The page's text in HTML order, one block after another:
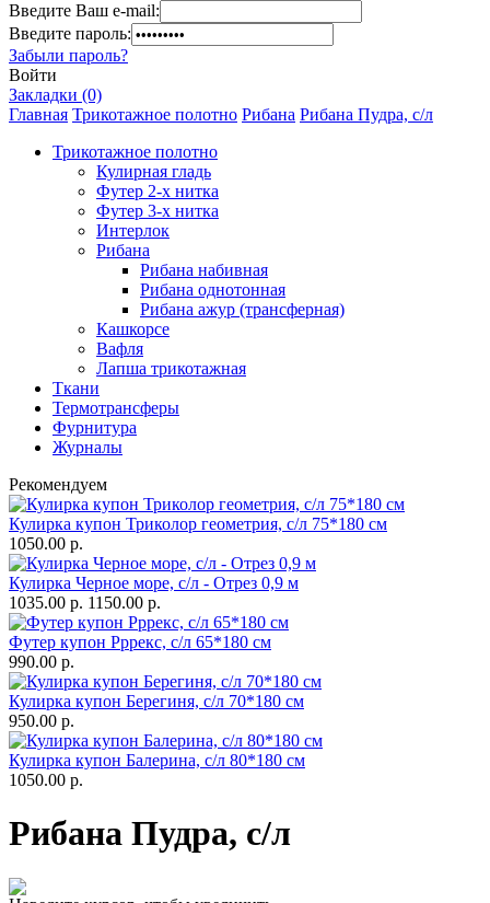
Введите Ваш e-mail:
Введите пароль:
Забыли пароль?
Войти
Закладки (0)
Главная Трикотажное полотно Рибана Рибана Пудра, с/л
Трикотажное полотно
Кулирная гладь
Футер 2-х нитка
Футер 3-х нитка
Интерлок
Рибана
Рибана набивная
Рибана однотонная
Рибана ажур (трансферная)
Кашкорсе
Вафля
Лапша трикотажная
Ткани
Термотрансферы
Фурнитура
Журналы
Рекомендуем
Кулирка купон Триколор геометрия, с/л 75*180 см
1050.00 р.
Кулирка Черное море, с/л - Отрез 0,9 м
1035.00 р. 1150.00 р.
Футер купон Рррекс, с/л 65*180 см
990.00 р.
Кулирка купон Берегиня, с/л 70*180 см
950.00 р.
Кулирка купон Балерина, с/л 80*180 см
1050.00 р.
Рибана Пудра, с/л